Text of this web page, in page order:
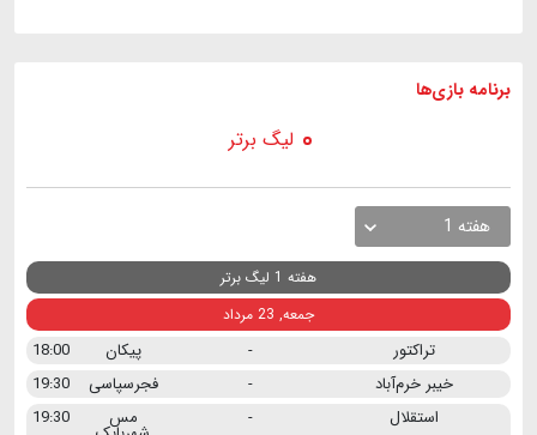
برنامه بازی ها
لیگ برتر
هفته 1
هفته 1 لیگ برتر
جمعه, 23 مرداد
تراکتور - پیکان
18:00
خیبر خرم‌آباد
- فجرسپاسی
19:30
استقلال
- مس
19:30